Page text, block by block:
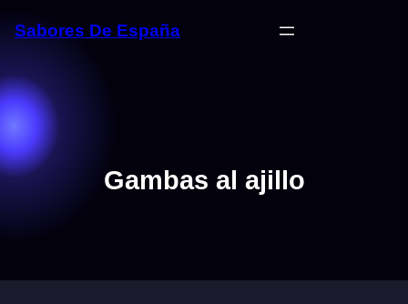
Sabores De España
Gambas al ajillo